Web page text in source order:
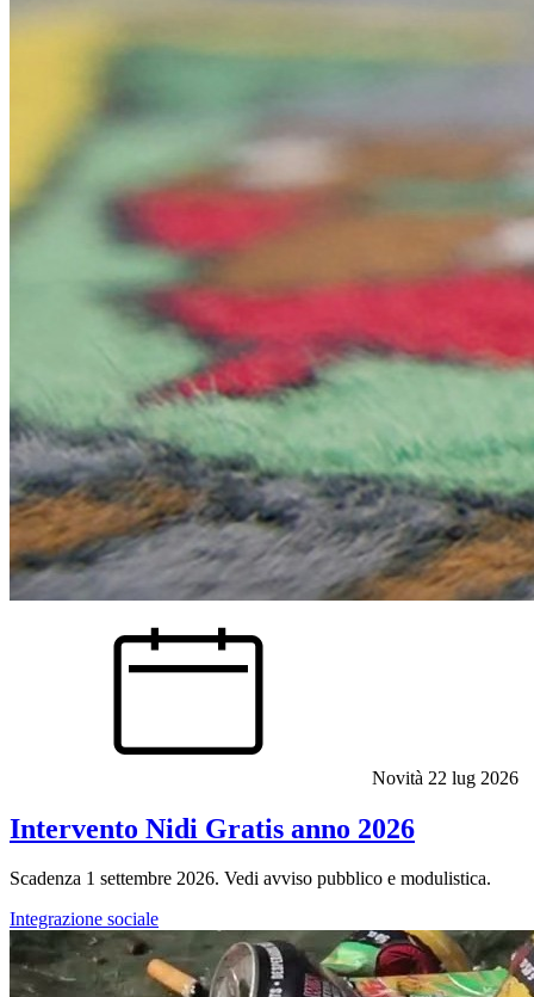
Novità 22 lug 2026
Intervento Nidi Gratis anno 2026
Scadenza 1 settembre 2026. Vedi avviso pubblico e modulistica.
Integrazione sociale